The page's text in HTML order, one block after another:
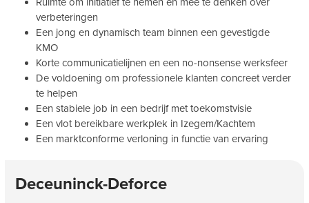
verbeteringen
Een jong en dynamisch team binnen een gevestigde
KMO
Korte communicatielijnen en een no-nonsense werksfeer
De voldoening om professionele klanten concreet verder
te helpen
Een stabiele job in een bedrijf met toekomstvisie
Een vlot bereikbare werkplek in Izegem/Kachtem
Een marktconforme verloning in functie van ervaring
Deceuninck-Deforce